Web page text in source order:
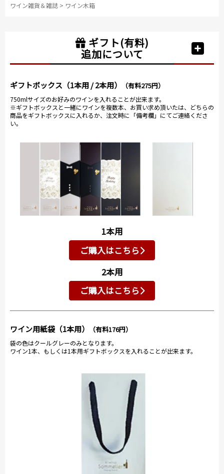
ワイン雑貨＆雑誌 > ワイン木箱
ギフト(有料)
追加について
ギフトボックス（1本用 / 2本用） （有料275円）
750mlサイズのお好みのワインを入れることが出来ます。
※ギフトボックスと一緒にワインを複数本、お買い求め頂いたは、どちらの
商品をギフトボックスに入れるか、注文時に「備考欄」にてご連絡くださ
い。
1本用
ご購入はこちら
2本用
ご購入はこちら
ワイン用紙袋（1本用） （有料176円）
袋の色はクールグレーのみとなります。
ワイン1本、もしくは1本用ギフトボックスを入れることが出来ます。